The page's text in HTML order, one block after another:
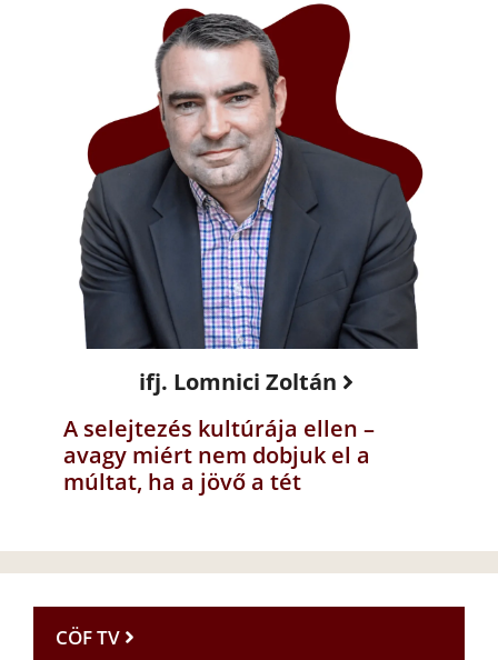
ifj. Lomnici Zoltán
A selejtezés kultúrája ellen –
avagy miért nem dobjuk el a
múltat, ha a jövő a tét
CÖF TV